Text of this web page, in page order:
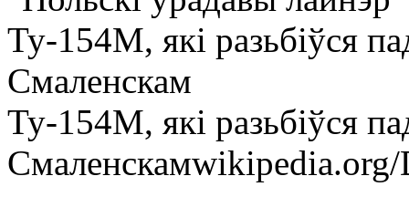
Ту-154М, які разьбіўся
Смаленскам